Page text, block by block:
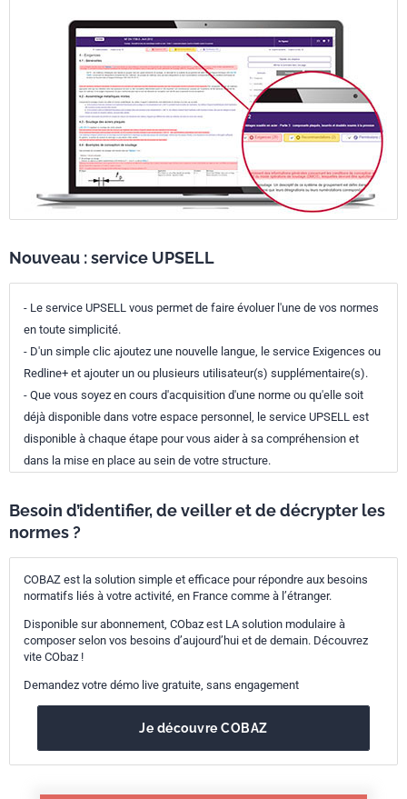
Nouveau : service UPSELL
- Le service UPSELL vous permet de faire évoluer l'une de vos normes
en toute simplicité.
- D'un simple clic ajoutez une nouvelle langue, le service Exigences ou
Redline+ et ajouter un ou plusieurs utilisateur(s) supplémentaire(s).
- Que vous soyez en cours d'acquisition d'une norme ou qu'elle soit
déjà disponible dans votre espace personnel, le service UPSELL est
disponible à chaque étape pour vous aider à sa compréhension et
dans la mise en place au sein de votre structure.
Besoin d’identifier, de veiller et de décrypter les
normes ?
COBAZ est la solution simple et efficace pour répondre aux besoins
normatifs liés à votre activité, en France comme à l’étranger.
Disponible sur abonnement, CObaz est LA solution modulaire à
composer selon vos besoins d’aujourd’hui et de demain. Découvrez
vite CObaz !
Demandez votre démo live gratuite, sans engagement
Je découvre COBAZ